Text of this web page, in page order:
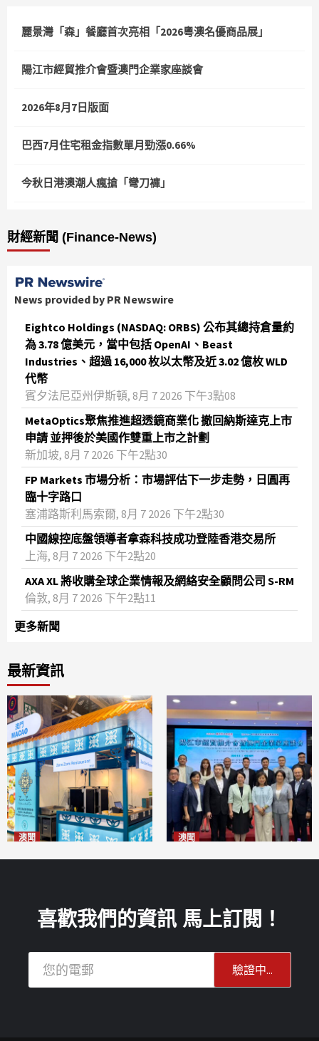
麗景灣「森」餐廳首次亮相「2026粵澳名優商品展」
陽江市經貿推介會暨澳門企業家座談會
2026年8月7日版面
巴西7月住宅租金指數單月勁漲0.66%
今秋日港澳潮人瘋搶「彎刀褲」
財經新聞 (Finance-News)
News provided by PR Newswire
Eightco Holdings (NASDAQ: ORBS) 公布其總持倉量約
為 3.78 億美元，當中包括 OpenAI、Beast
Industries、超過 16,000 枚以太幣及近 3.02 億枚 WLD
代幣
賓夕法尼亞州伊斯頓, 8月 7 2026 下午3點08
MetaOptics聚焦推進超透鏡商業化 撤回納斯達克上市
申請 並押後於美國作雙重上市之計劃
新加坡, 8月 7 2026 下午2點30
FP Markets 市場分析：市場評估下一步走勢，日圓再
臨十字路口
塞浦路斯利馬索爾, 8月 7 2026 下午2點30
中國線控底盤領導者拿森科技成功登陸香港交易所
上海, 8月 7 2026 下午2點20
AXA XL 將收購全球企業情報及網絡安全顧問公司 S-RM
倫敦, 8月 7 2026 下午2點11
更多新聞
最新資訊
澳聞 澳聞
喜歡我們的資訊 馬上訂閱！